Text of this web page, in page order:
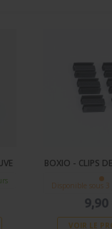
BOXIO - CLIPS
Disponible sous
9,90
VOIR LE